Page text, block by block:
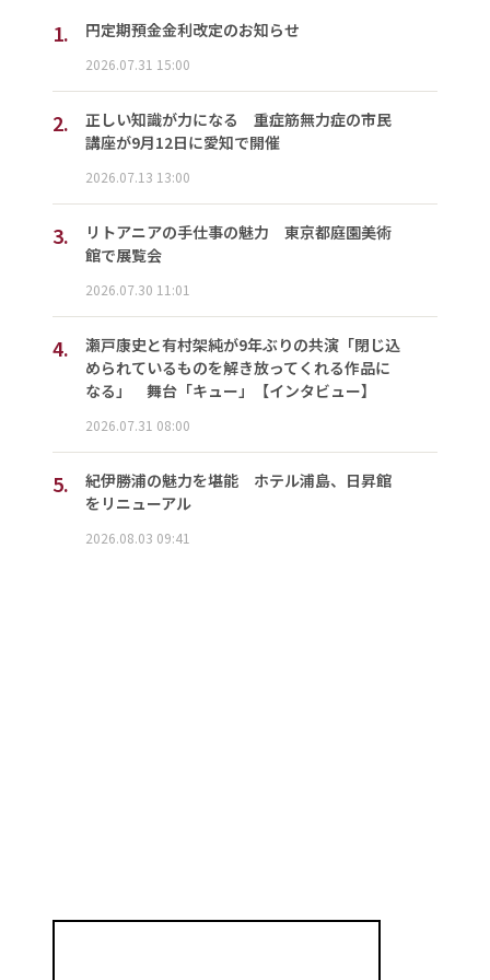
1.
円定期預金金利改定のお知らせ
2026.07.31 15:00
2.
正しい知識が力になる 重症筋無力症の市民
講座が9月12日に愛知で開催
2026.07.13 13:00
3.
リトアニアの手仕事の魅力 東京都庭園美術
館で展覧会
2026.07.30 11:01
4.
瀬戸康史と有村架純が9年ぶりの共演「閉じ込
められているものを解き放ってくれる作品に
なる」 舞台「キュー」【インタビュー】
2026.07.31 08:00
5.
紀伊勝浦の魅力を堪能 ホテル浦島、日昇館
をリニューアル
2026.08.03 09:41